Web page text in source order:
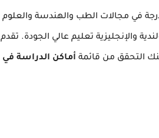
في مجالات الطب والهندسة والعلوم
والإنجليزية تعليم عالي الجودة. تقدم
التحقق من قائمة أماكن الدراسة في